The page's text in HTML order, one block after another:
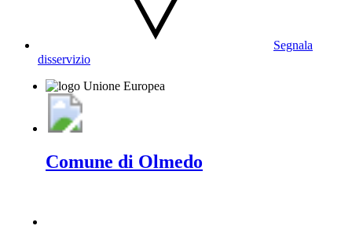
Segnala
disservizio
Comune di Olmedo